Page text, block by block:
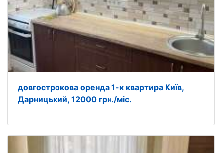
довгострокова оренда 1-к квартира Київ,
Дарницький, 12000 грн./міс.